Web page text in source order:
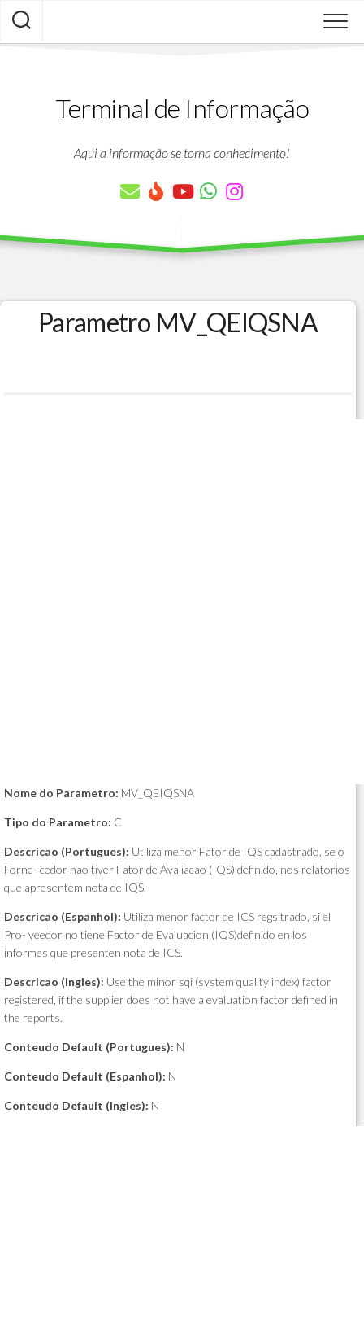
Skip
content
Terminal de Informação
Aqui a informação se torna conhecimento!
Parametro MV_QEIQSNA
Nome do Parametro: MV_QEIQSNA
Tipo do Parametro: C
Descricao (Portugues): Utiliza menor Fator de IQS cadastrado, se o
Forne- cedor nao tiver Fator de Avaliacao (IQS) definido, nos relatorios
que apresentem nota de IQS.
Descricao (Espanhol): Utiliza menor factor de ICS regsitrado, si el
Pro- veedor no tiene Factor de Evaluacion (IQS)definido en los
informes que presenten nota de ICS.
Descricao (Ingles): Use the minor sqi (system quality index) factor
registered, if the supplier does not have a evaluation factor defined in
the reports.
Conteudo Default (Portugues): N
Conteudo Default (Espanhol): N
Conteudo Default (Ingles): N